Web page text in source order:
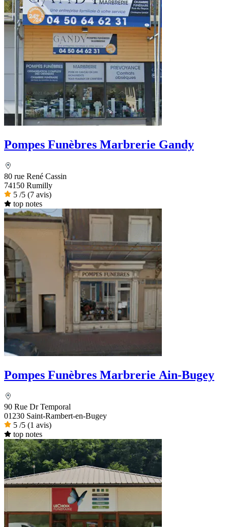
Pompes Funèbres Marbrerie Gandy
80 rue René Cassin
74150 Rumilly
5 /5 (7 avis)
top notes
Pompes Funèbres Marbrerie Ain-Bugey
90 Rue Dr Temporal
01230 Saint-Rambert-en-Bugey
5 /5 (1 avis)
top notes